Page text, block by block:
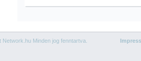
Minden jog fenntartva.